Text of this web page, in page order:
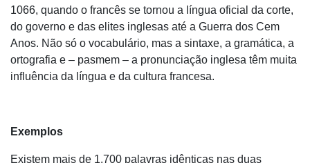
1066, quando o francês se tornou a língua oficial da corte,
do governo e das elites inglesas até a Guerra dos Cem
Anos. Não só o vocabulário, mas a sintaxe, a gramática, a
ortografia e – pasmem – a pronunciação inglesa têm muita
influência da língua e da cultura francesa.
Exemplos
Existem mais de 1.700 palavras idênticas nas duas